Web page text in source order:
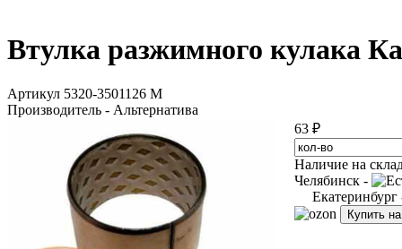
Втулка разжимного кулака
Артикул 5320-3501126 М
Производитель - Альтернатива
63 ₽
Наличие на
Челябинск -
Купить